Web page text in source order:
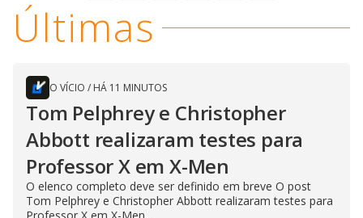
Últimas
O VÍCIO / HÁ 11 MINUTOS
Tom Pelphrey e Christopher
Abbott realizaram testes para
Professor X em X-Men
O elenco completo deve ser definido em breve O post
Tom Pelphrey e Christopher Abbott realizaram testes para